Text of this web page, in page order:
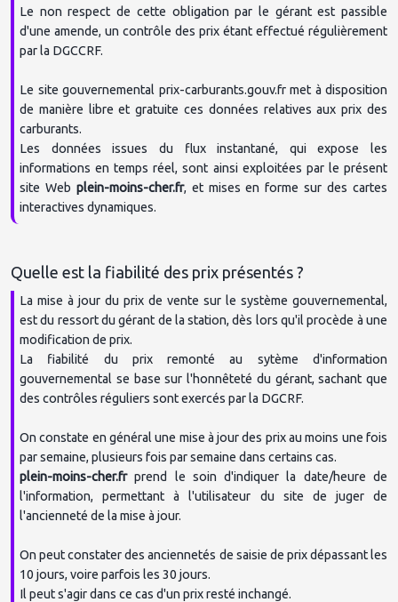
L'union
France 3 région provence-alpes côte d'azur
Franceinfo
CentrePresse.fr Aveyron
La Provence
Le non respect de cette obligation par le gérant est passible
d'une amende, un contrôle des prix étant effectué régulièrement
par la DGCCRF.
Le site gouvernemental prix-carburants.gouv.fr met à disposition
de manière libre et gratuite ces données relatives aux prix des
carburants.
Les données issues du flux instantané, qui expose les
informations en temps réel, sont ainsi exploitées par le présent
site Web plein-moins-cher.fr, et mises en forme sur des cartes
La mise à jour du prix de vente sur le système gouvernemental,
est du ressort du gérant de la station, dès lors qu'il procède à une
modification de prix.
La fiabilité du prix remonté au sytème d'information
gouvernemental se base sur l'honnêteté du gérant, sachant que
des contrôles réguliers sont exercés par la DGCRF.
On constate en général une mise à jour des prix au moins une fois
plein-moins-cher.fr prend le soin d'indiquer la date/heure de
l'information, permettant à l'utilisateur du site de juger de
l'ancienneté de la mise à jour.
On peut constater des anciennetés de saisie de prix dépassant les
10 jours, voire parfois les 30 jours.
Il peut s'agir dans ce cas d'un prix resté inchangé.